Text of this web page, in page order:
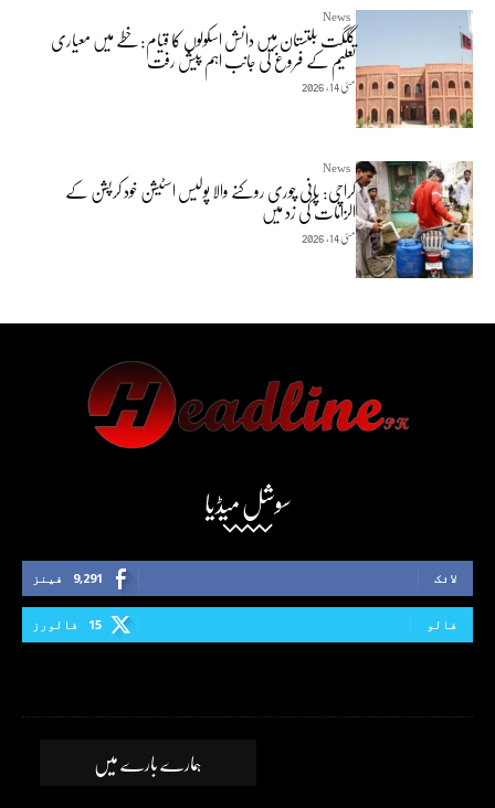
News
گلگت بلتستان میں دانش اسکولوں کا قیام: خطے میں معیاری
تعلیم کے فروغ کی جانب اہم پیش رفت
مئی 14, 2026
News
کراچی: پانی چوری روکنے والا پولیس اسٹیشن خود کرپشن کے
الزامات کی زد میں
مئی 14, 2026
سوشل میڈیا
9,291 فینز لائک
15 فالورز فالو
ہمارے بارے میں